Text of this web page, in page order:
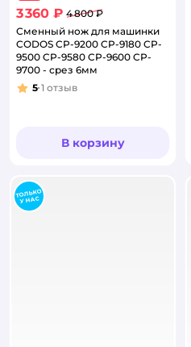
3 360 ₽ 4 800 ₽
Сменный нож для машинки
CODOS CP-9200 CP-9180 CP-
9500 CP-9580 CP-9600 CP-
9700 - срез 6мм
Рейтинг:
5 1 отзыв
В корзину